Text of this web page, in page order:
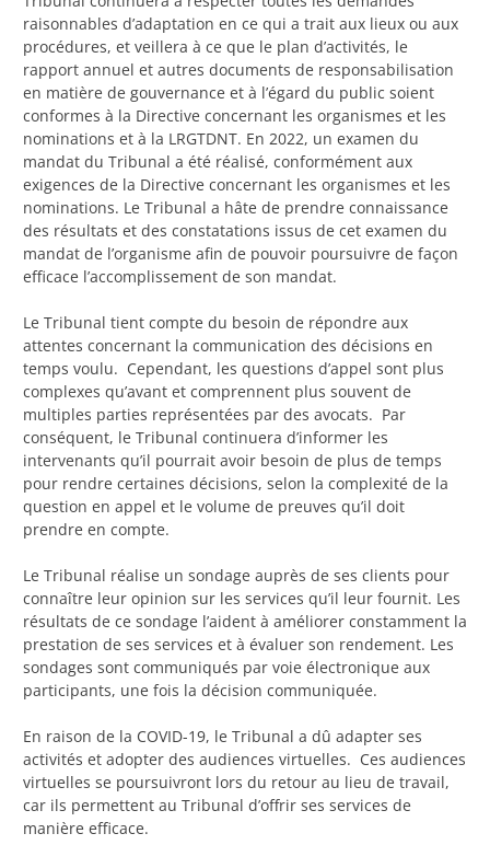
raisonnables d’adaptation en ce qui a trait aux lieux ou aux
procédures, et veillera à ce que le plan d’activités, le
rapport annuel et autres documents de responsabilisation
en matière de gouvernance et à l’égard du public soient
conformes à la Directive concernant les organismes et les
nominations et à la LRGTDNT. En 2022, un examen du
mandat du Tribunal a été réalisé, conformément aux
exigences de la Directive concernant les organismes et les
nominations. Le Tribunal a hâte de prendre connaissance
des résultats et des constatations issus de cet examen du
mandat de l’organisme afin de pouvoir poursuivre de façon
efficace l’accomplissement de son mandat.
Le Tribunal tient compte du besoin de répondre aux
attentes concernant la communication des décisions en
temps voulu. Cependant, les questions d’appel sont plus
complexes qu’avant et comprennent plus souvent de
multiples parties représentées par des avocats. Par
conséquent, le Tribunal continuera d’informer les
intervenants qu’il pourrait avoir besoin de plus de temps
pour rendre certaines décisions, selon la complexité de la
question en appel et le volume de preuves qu’il doit
prendre en compte.
Le Tribunal réalise un sondage auprès de ses clients pour
connaître leur opinion sur les services qu’il leur fournit. Les
résultats de ce sondage l’aident à améliorer constamment la
prestation de ses services et à évaluer son rendement. Les
sondages sont communiqués par voie électronique aux
participants, une fois la décision communiquée.
En raison de la COVID-19, le Tribunal a dû adapter ses
activités et adopter des audiences virtuelles. Ces audiences
virtuelles se poursuivront lors du retour au lieu de travail,
car ils permettent au Tribunal d’offrir ses services de
manière efficace.